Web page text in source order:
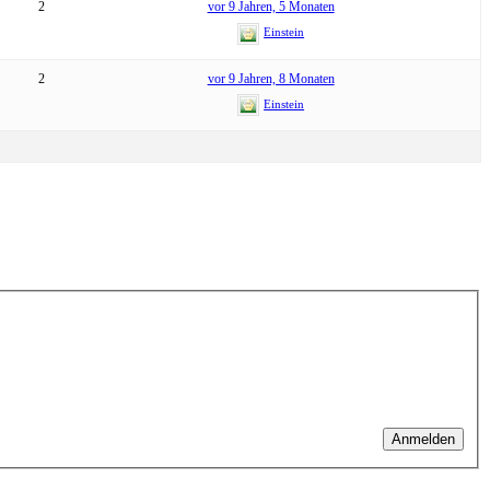
2 vor 9 Jahren, 5 Monaten
Einstein
2 vor 9 Jahren, 8 Monaten
Einstein
Anmelden